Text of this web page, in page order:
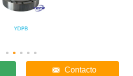
Contacto